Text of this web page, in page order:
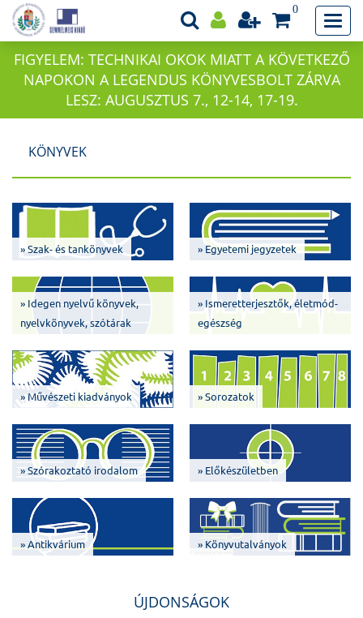
0
FIGYELEM: TECHNIKAI OKOK MIATT A KÖVETKEZŐ
NAPOKON A LEGENDUS KÖNYVESBOLT ZÁRVA
LESZ: AUGUSZTUS 7., 12-14, 17-19.
KÖNYVEK
» Szak- és tankönyvek » Egyetemi jegyzetek
» Idegen nyelvű könyvek,
nyelvkönyvek, szótárak
» Ismeretterjesztők, életmód-
egészség
» Művészeti kiadványok » Sorozatok
» Szórakoztató irodalom » Előkészületben
» Antikvárium » Könyvutalványok
ÚJDONSÁGOK